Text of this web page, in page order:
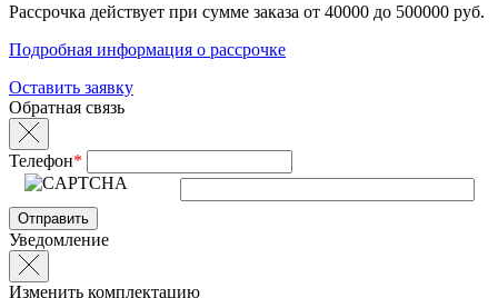
Рассрочка действует при сумме заказа от 40000 до 500000 руб.
Подробная информация о рассрочке
Оставить заявку
Обратная связь
Телефон*
Уведомление
Изменить комплектацию